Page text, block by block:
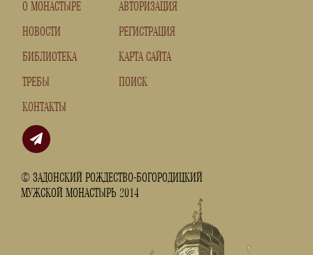
О МОНАСТЫРЕ
НОВОСТИ
БИБЛИОТЕКА
ТРЕБЫ
КОНТАКТЫ
© ЗАДОНСКИЙ РОЖДЕСТВО-БОГОРОДИЦКИЙ
МУЖСКОЙ МОНАСТЫРЬ 2014
АВТОРИЗАЦИЯ
РЕГИСТРАЦИЯ
КАРТА САЙТА
ПОИСК